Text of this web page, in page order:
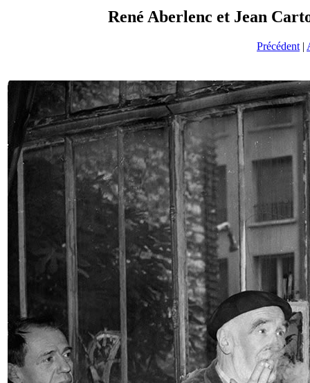
René Aberlenc et Jean
Précédent |